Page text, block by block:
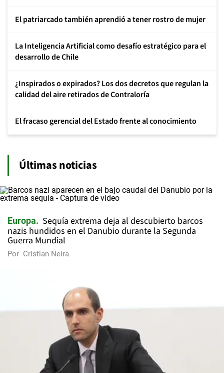
El patriarcado también aprendió a tener rostro de mujer
La Inteligencia Artificial como desafío estratégico para el
desarrollo de Chile
¿Inspirados o expirados? Los dos decretos que regulan la
calidad del aire retirados de Contraloría
El fracaso gerencial del Estado frente al conocimiento
Últimas noticias
Europa
Sequía extrema deja al descubierto barcos
nazis hundidos en el Danubio durante la Segunda
Guerra Mundial
Por Cristian Neira